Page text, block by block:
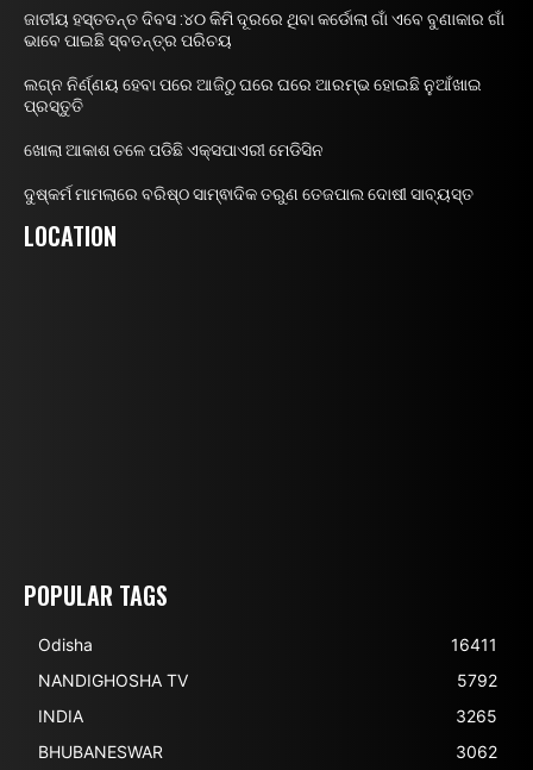
ଜାତୀୟ ହସ୍ତତନ୍ତ ଦିବସ :୪୦ କିମି ଦୂରରେ ଥିବା କର୍ଡୋଲା ଗାଁ ଏବେ ବୁଣାକାର ଗାଁ
ଭାବେ ପାଇଛି ସ୍ବତନ୍ତ୍ର ପରିଚୟ
ଲଗ୍ନ ନିର୍ଣ୍ଣୟ ହେବା ପରେ ଆଜିଠୁ ଘରେ ଘରେ ଆରମ୍ଭ ହୋଇଛି ନୁଆଁଖାଇ
ପ୍ରସ୍ତୁତି
ଖୋଲା ଆକାଶ ତଳେ ପଡିଛି ଏକ୍ସପାଏରୀ ମେଡିସିନ
ଦୁଷ୍କର୍ମ ମାମଲାରେ ବରିଷ୍ଠ ସାମ୍ଵାଦିକ ତରୁଣ ତେଜପାଲ ଦୋଷୀ ସାବ୍ୟସ୍ତ
LOCATION
POPULAR TAGS
Odisha
16411
NANDIGHOSHA TV
5792
INDIA
3265
BHUBANESWAR
3062